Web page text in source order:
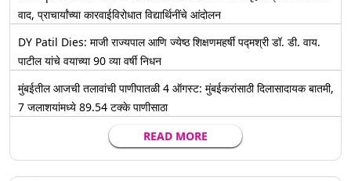
वाद, प्राचार्यांच्या कारवाईविरोधात विद्यार्थिनींचे आंदोलन
DY Patil Dies: माजी राज्यपाल आणि ज्येष्ठ शिक्षणमहर्षी पद्मश्री डॉ. डी. वाय.
पाटील यांचे वयाच्या 90 व्या वर्षी निधन
मुंबईतील आजची तलावांची पाणीपातळी 4 ऑगस्ट: मुंबईकरांसाठी दिलासादायक बातमी,
7 जलाशयांमध्ये 89.54 टक्के पाणीसाठा
READ MORE